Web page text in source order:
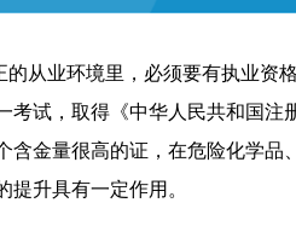
从业环境里，必须要有执业资
考试，取得《中华人民共和国注
金量很高的证，在危险化学品
升具有一定作用。